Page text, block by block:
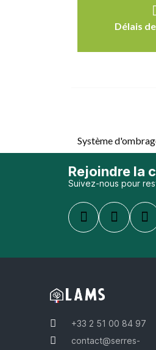
Délais
Système
Rejoindre la
Suivez-nous pour
+33 2 51 00 84 97
contact@serres-